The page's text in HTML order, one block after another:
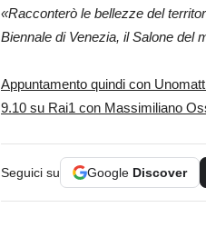
«Racconterò le bellezze del
Biennale di Venezia, il Salone
Appuntamento quindi con
9.10 su Rai1 con Massimiliano
Seguici su Google Discover